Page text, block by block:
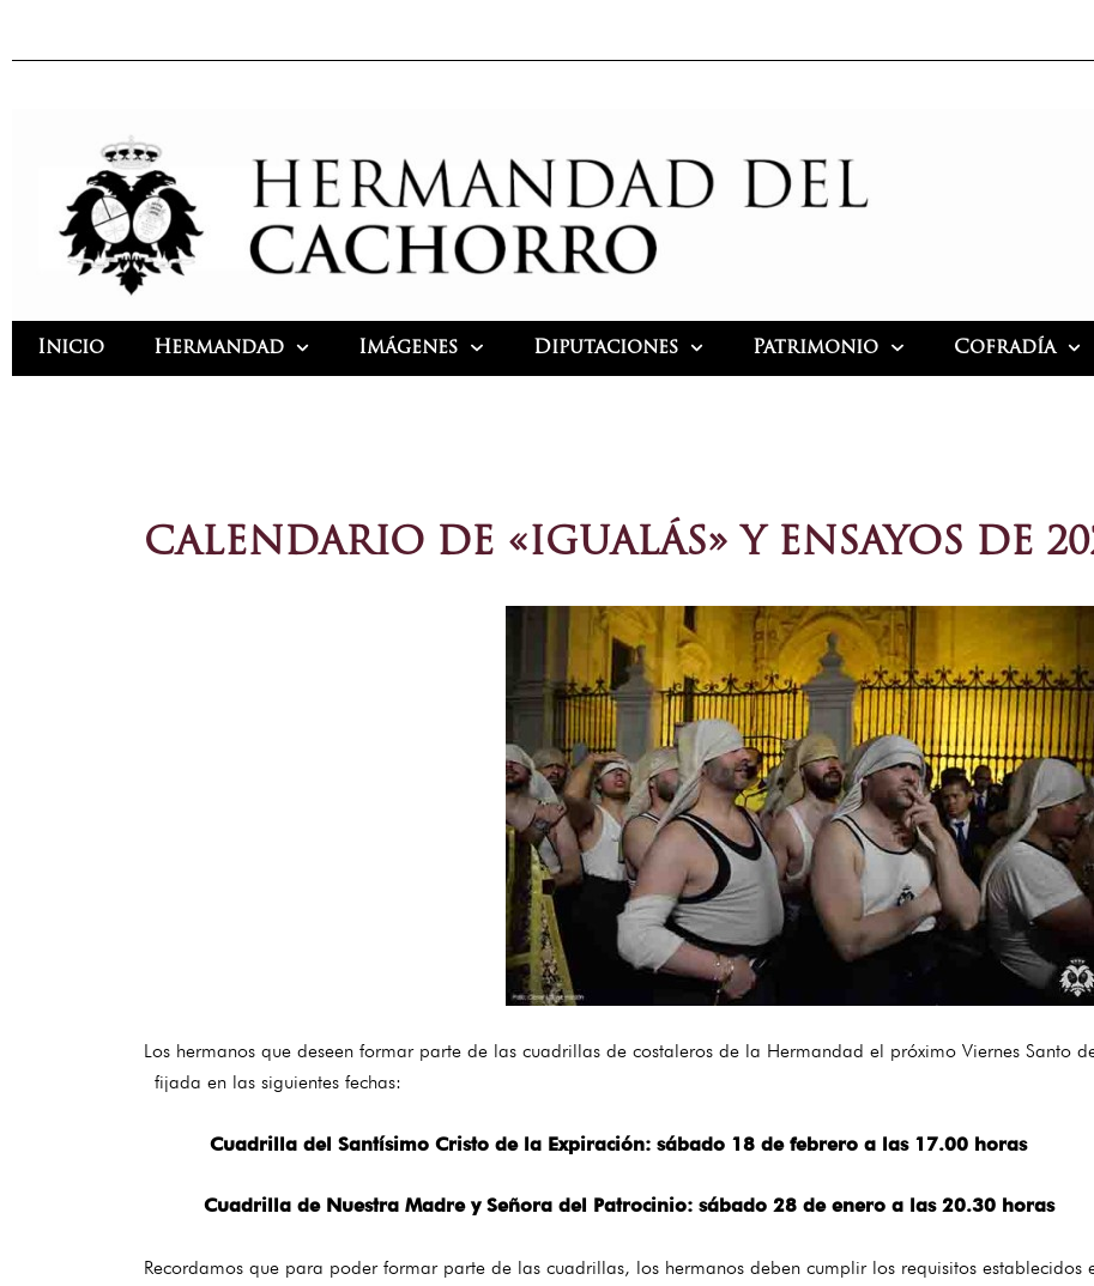
Inicio Hermandad Imágenes Diputaciones Patrimonio Cofradía
CALENDARIO DE «IGUALÁS» Y ENSAYOS DE
Los hermanos que deseen formar parte de las cuadrillas de costaleros de la Hermandad el próximo Viernes Santo
fijada en las siguientes fechas:
Cuadrilla del Santísimo Cristo de la Expiración: sábado 18 de febrero a las 17.00 horas
Cuadrilla de Nuestra Madre y Señora del Patrocinio: sábado 28 de enero a las 20.30 horas
Recordamos que para poder formar parte de las cuadrillas, los hermanos deben cumplir los requisitos establecidos